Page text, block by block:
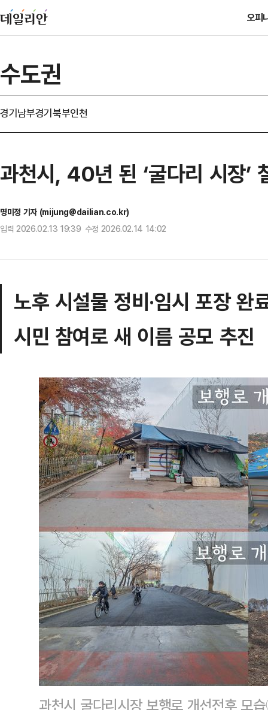
오피
수도권
경기남부경기북부인천
과천시, 40년 된 ‘굴다리 시장’
명미정 기자 (mijung@dailian.co.kr)
입력 2026.02.13 19:39 수정 2026.02.14 14:02
노후 시설물 정비·임시 포장 완
시민 참여로 새 이름 공모 추진
과천시 굴다리시장 보행로 개선전후 모